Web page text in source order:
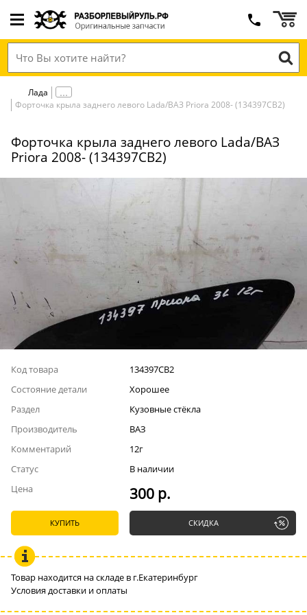
Лада
Форточка крыла заднего левого Lada/ВАЗ Priora 2008- (134397СВ2)
Форточка крыла заднего левого Lada/ВАЗ
Priora 2008- (134397СВ2)
Код товара
134397СВ2
Состояние детали
Хорошее
Раздел
Кузовные стёкла
Производитель
ВАЗ
Комментарий
12г
Статус
В наличии
Цена
300 р.
КУПИТЬ СКИДКА
Товар находится на складе в г.Екатеринбург
Условия доставки и оплаты